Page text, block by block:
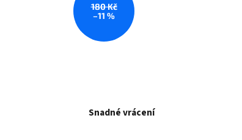
180 Kč
–11 %
Snadné vrácení